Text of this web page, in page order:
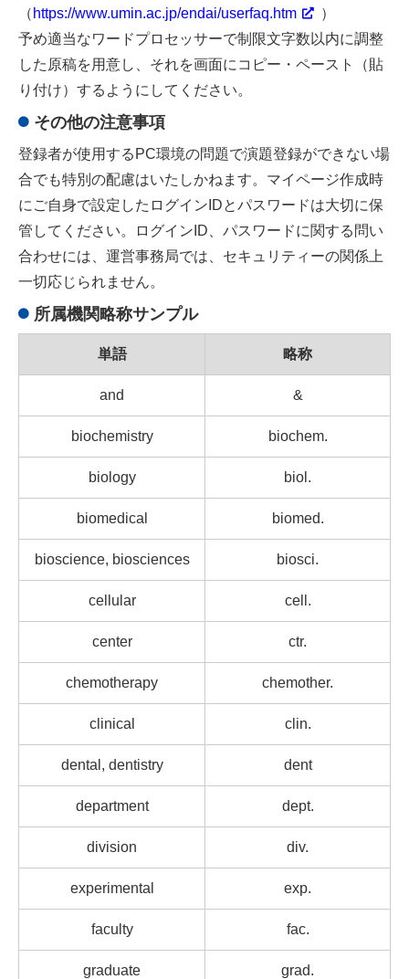
（ https://www.umin.ac.jp/endai/userfaq.htm
）
予め適当なワードプロセッサーで制限文字数以内に調整
した原稿を用意し、それを画面にコピー・ペースト（貼
り付け）するようにしてください。
その他の注意事項
登録者が使用するPC環境の問題で演題登録ができない場
合でも特別の配慮はいたしかねます。マイページ作成時
にご自身で設定したログインIDとパスワードは大切に保
管してください。ログインID、パスワードに関する問い
合わせには、運営事務局では、セキュリティーの関係上
一切応じられません。
所属機関略称サンプル
単語 略称
and &
biochemistry biochem.
biology biol.
biomedical biomed.
bioscience, biosciences biosci.
cellular cell.
center ctr.
chemotherapy chemother.
clinical clin.
dental, dentistry dent
department dept.
division div.
experimental exp.
faculty fac.
graduate grad.